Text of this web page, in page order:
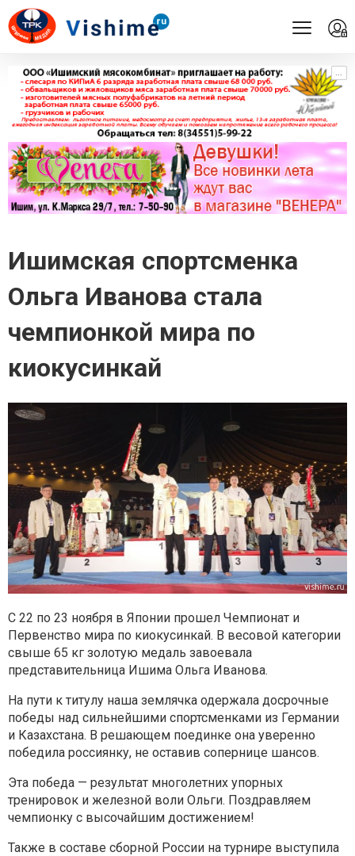
...
...
Ишимская спортсменка
Ольга Иванова стала
чемпионкой мира по
киокусинкай
С 22 по 23 ноября в Японии прошел Чемпионат и
Первенство мира по киокусинкай. В весовой категории
свыше 65 кг золотую медаль завоевала
представительница Ишима Ольга Иванова.
На пути к титулу наша землячка одержала досрочные
победы над сильнейшими спортсменками из Германии
и Казахстана. В решающем поединке она уверенно
победила россиянку, не оставив сопернице шансов.
Эта победа — результат многолетних упорных
тренировок и железной воли Ольги. Поздравляем
чемпионку с высочайшим достижением!
Также в составе сборной России на турнире выступила